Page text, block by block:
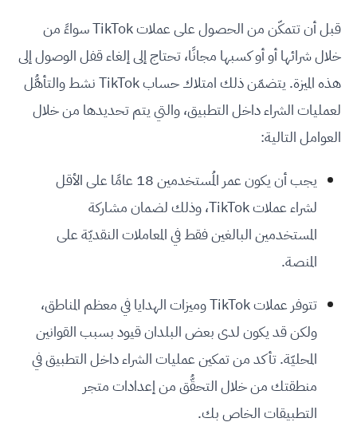
قبل أن تتمكّن من الحصول على عملات TikTok سواءً من
خلال شرائها أو أو كسبها مجانًا، تحتاج إلى إلغاء قفل الوصول إلى
هذه الميزة. يتضمّن ذلك امتلاك حساب TikTok نشط والتأهُّل
لعمليات الشراء داخل التطبيق، والتي يتم تحديدها من خلال
العوامل التالية:
يجب أن يكون عمر المُستخدمين 18 عامًا على الأقل
لشراء عملات TikTok، وذلك لضمان مشاركة
المستخدمين البالغين فقط في المعاملات النقديّة على
المنصة.
تتوفر عملات TikTok وميزات الهدايا في معظم المناطق،
ولكن قد يكون لدى بعض البلدان قيود بسبب القوانين
المحليّة. تأكد من تمكين عمليات الشراء داخل التطبيق في
منطقتك من خلال التحقُّق من إعدادات متجر
التطبيقات الخاص بك.